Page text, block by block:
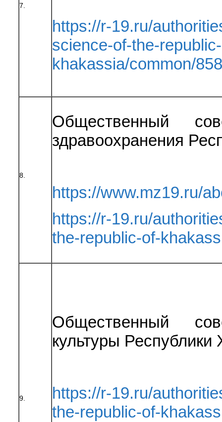
7.
https://r-19.ru/
science-of-the-
khakassia/common/
8.
Общественный
здравоохранения
https://www.mz19.ru/
https://r-19.ru/
the-republic-of-
9.
Общественный
культуры Республики
https://r-19.ru/
the-republic-of-